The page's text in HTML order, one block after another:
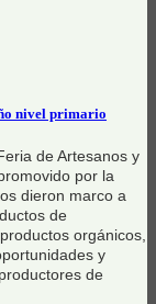
nivel primario
de Artesanos y
por la
dieron marco a
de
orgánicos,
y
de